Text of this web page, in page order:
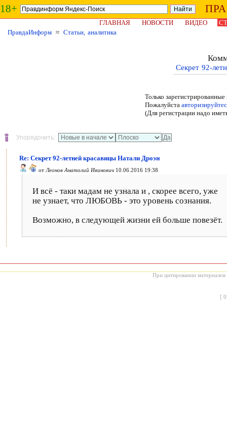
18+
ГЛАВНАЯ НОВОСТИ ВИДЕО
ПравдаИнформ ≈ Статьи, аналитика
Секрет 92-
Только
Пожалуйста
(Для регистрации надо
Упорядочить:
Re: Секрет 92-летней красавицы Натали Дроэн
от Леонов Анатолий Иванович 10.06.2016 19:38
И всё - таки мадам не узнала и , скорее всего, уже
не узнает, что ЛЮБОВЬ - это уровень сознания.
Возможно, в следующей жизни ей больше повезёт.
При цитировании материалов
[